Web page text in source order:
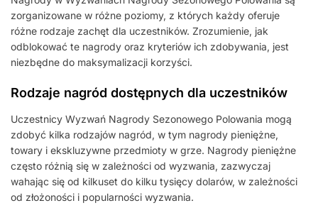
zorganizowane w różne poziomy, z których każdy oferuje
różne rodzaje zachęt dla uczestników. Zrozumienie, jak
odblokować te nagrody oraz kryteriów ich zdobywania, jest
niezbędne do maksymalizacji korzyści.
Rodzaje nagród dostępnych dla uczestników
Uczestnicy Wyzwań Nagrody Sezonowego Polowania mogą
zdobyć kilka rodzajów nagród, w tym nagrody pieniężne,
towary i ekskluzywne przedmioty w grze. Nagrody pieniężne
często różnią się w zależności od wyzwania, zazwyczaj
wahając się od kilkuset do kilku tysięcy dolarów, w zależności
od złożoności i popularności wyzwania.